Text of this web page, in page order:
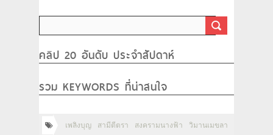
คลิป 20 อันดับ ประจำสัปดาห์
รวม KEYWORDS ที่น่าสนใจ
เพลิงบุญ สามีตีตรา สงครามนางฟ้า วิมานเมขลา